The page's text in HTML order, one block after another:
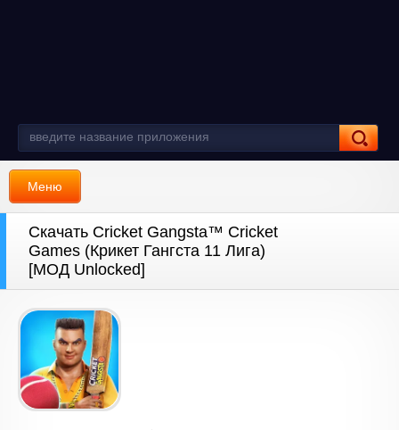
Меню
Скачать Cricket Gangsta™ Cricket
Games (Крикет Гангста 11 Лига)
[МОД Unlocked]